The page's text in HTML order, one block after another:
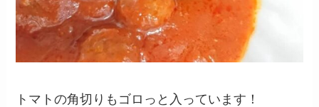
トマトの角切りもゴロっと入っています！